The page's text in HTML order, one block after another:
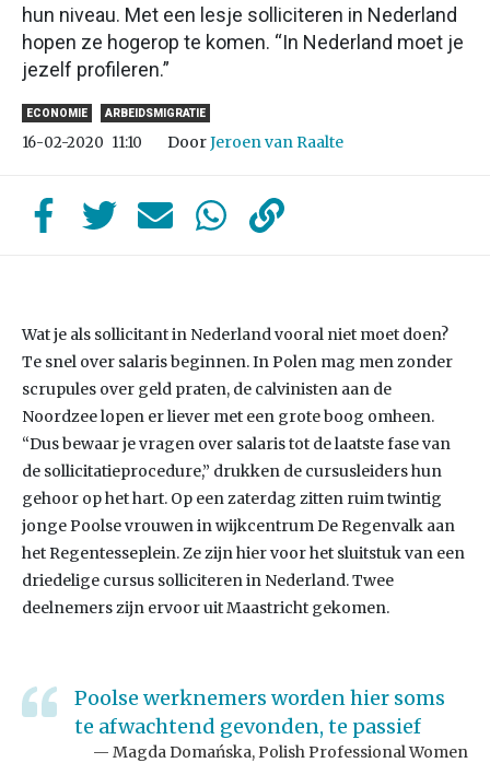
hun niveau. Met een lesje solliciteren in Nederland
hopen ze hogerop te komen. “In Nederland moet je
jezelf profileren.”
ECONOMIE ARBEIDSMIGRATIE
16-02-2020 11:10 DoorJeroen van Raalte
Wat je als sollicitant in Nederland vooral niet moet doen?
Te snel over salaris beginnen. In Polen mag men zonder
scrupules over geld praten, de calvinisten aan de
Noordzee lopen er liever met een grote boog omheen.
“Dus bewaar je vragen over salaris tot de laatste fase van
de sollicitatieprocedure,” drukken de cursusleiders hun
gehoor op het hart. Op een zaterdag zitten ruim twintig
jonge Poolse vrouwen in wijkcentrum De Regenvalk aan
het Regentesseplein. Ze zijn hier voor het sluitstuk van een
driedelige cursus solliciteren in Nederland. Twee
deelnemers zijn ervoor uit Maastricht gekomen.
Poolse werknemers worden hier soms
te afwachtend gevonden, te passief
Magda Domańska, Polish Professional Women